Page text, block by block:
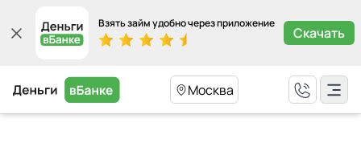
Взять займ удобно через приложение
Скачать
Москва